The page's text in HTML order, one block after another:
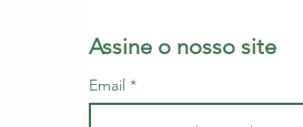
Assine o nosso site
Email